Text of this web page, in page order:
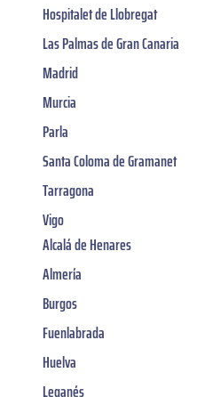
Hospitalet de Llobregat
Las Palmas de Gran Canaria
Madrid
Murcia
Parla
Santa Coloma de Gramanet
Tarragona
Vigo
Alcalá de Henares
Almería
Burgos
Fuenlabrada
Huelva
Leganés